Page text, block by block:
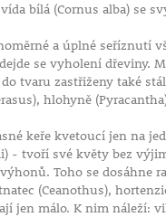
bílá (Cornus alba) se
a úplné seříznutí
se vyholení dřeviny.
tvaru zastřiženy také
hlohyně
keře kvetoucí jen na
- tvoří své květy bez
Toho se dosáhne
(Ceanothus),
jen málo. K nim náleží: